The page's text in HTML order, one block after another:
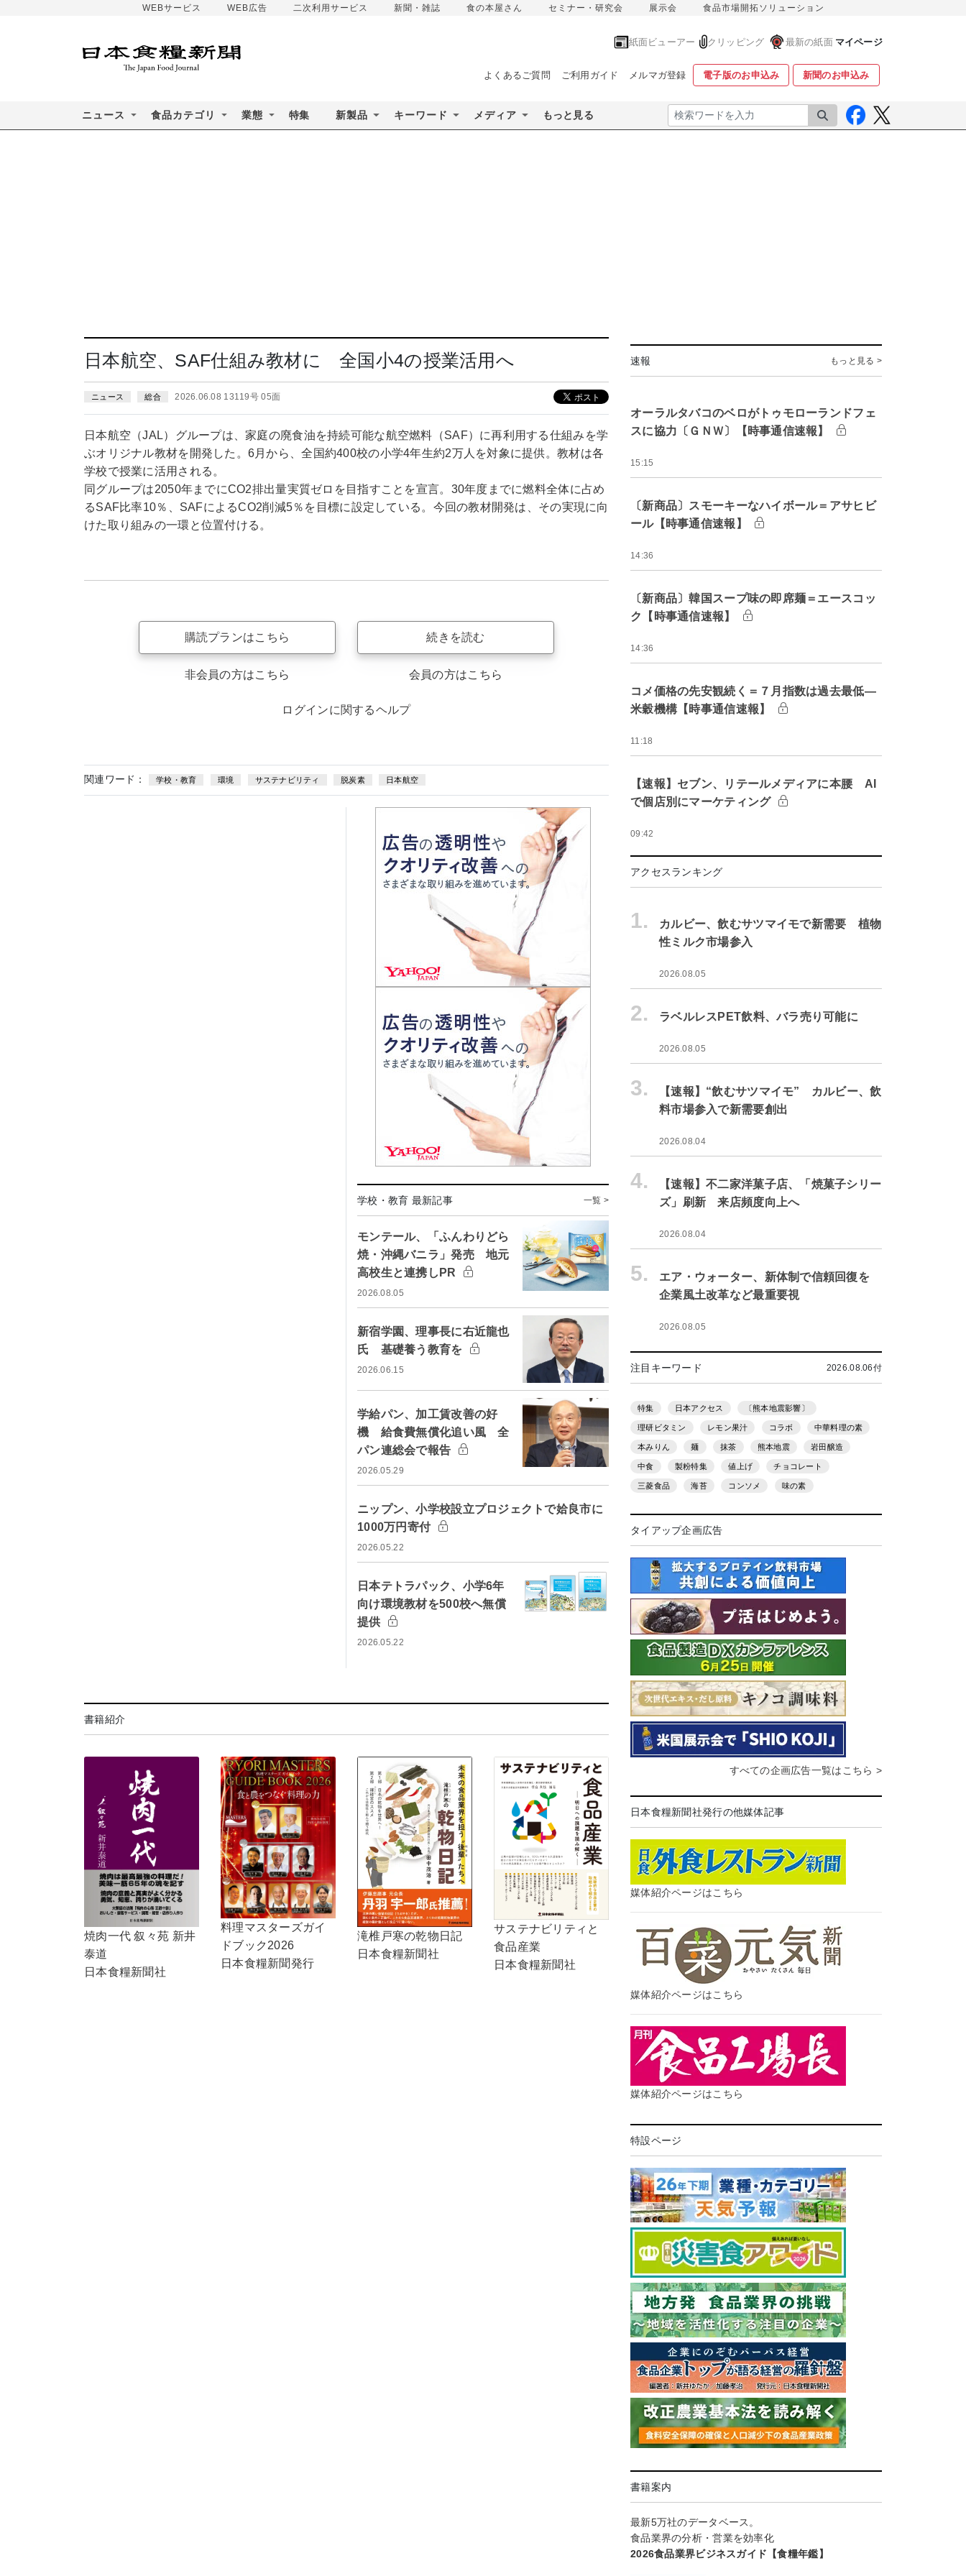
WEBサービス WEB広告 二次利用サービス 新聞・雑誌 食の本屋さん セミナー・研究会 展示会 食品市場開拓ソリューション
紙面ビューアー クリッピング 最新の紙面 マイページ
よくあるご質問 ご利用ガイド メルマガ登録 電子版のお申込み 新聞のお申込み
ニュース 食品カテゴリ 業態 特集 新製品 キーワード メディア もっと見る 検索
日本航空、SAF仕組み教材に 全国小4の授業活用へ
ニュース 総合 2026.06.08 13119号 05面
日本航空（JAL）グループは、家庭の廃食油を持続可能な航空燃料（SAF）に再利用する仕組みを学
ぶオリジナル教材を開発した。6月から、全国約400校の小学4年生約2万人を対象に提供。教材は各
学校で授業に活用される。
同グループは2050年までにCO2排出量実質ゼロを目指すことを宣言。30年度までに燃料全体に占め
るSAF比率10％、SAFによるCO2削減5％を目標に設定している。今回の教材開発は、その実現に向
けた取り組みの一環と位置付ける。
購読プランはこちら
非会員の方はこちら
続きを読む
会員の方はこちら
ログインに関するヘルプ
関連ワード： 学校・教育 環境 サステナビリティ 脱炭素 日本航空
学校・教育 最新記事 一覧 >
モンテール、「ふんわりどら
焼・沖縄バニラ」発売 地元
高校生と連携しPR
2026.08.05
新宿学園、理事長に右近龍也
氏 基礎養う教育を
2026.06.15
学給パン、加工賃改善の好
機 給食費無償化追い風 全
パン連総会で報告
2026.05.29
ニップン、小学校設立プロジェクトで姶良市に
1000万円寄付
2026.05.22
日本テトラパック、小学6年
向け環境教材を500校へ無償
提供
2026.05.22
書籍紹介
焼肉一代 叙々苑 新井
泰道
日本食糧新聞社
料理マスターズガイ
ドブック2026
日本食糧新聞発行
滝椎戸寒の乾物日記
日本食糧新聞社
サステナビリティと
食品産業
日本食糧新聞社
速報 もっと見る >
オーラルタバコのベロがトゥモローランドフェ
スに協力〔ＧＮＷ〕【時事通信速報】
15:15
〔新商品〕スモーキーなハイボール＝アサヒビ
ール【時事通信速報】
14:36
〔新商品〕韓国スープ味の即席麺＝エースコッ
ク【時事通信速報】
14:36
コメ価格の先安観続く＝７月指数は過去最低―
米穀機構【時事通信速報】
11:18
【速報】セブン、リテールメディアに本腰 AI
で個店別にマーケティング
09:42
アクセスランキング
1.
カルビー、飲むサツマイモで新需要 植物
性ミルク市場参入
2026.08.05
2. ラベルレスPET飲料、バラ売り可能に
2026.08.05
3.
【速報】“飲むサツマイモ” カルビー、飲
料市場参入で新需要創出
2026.08.04
4.
【速報】不二家洋菓子店、「焼菓子シリー
ズ」刷新 来店頻度向上へ
2026.08.04
5.
エア・ウォーター、新体制で信頼回復を
企業風土改革など最重要視
2026.08.05
注目キーワード 2026.08.06付
特集 日本アクセス 〔熊本地震影響〕
理研ビタミン レモン果汁 コラボ 中華料理の素
本みりん 麺 抹茶 熊本地震 岩田醸造
中食 製粉特集 値上げ チョコレート
三菱食品 海苔 コンソメ 味の素
タイアップ企画広告
すべての企画広告一覧はこちら >
日本食糧新聞社発行の他媒体記事
媒体紹介ページはこちら
媒体紹介ページはこちら
媒体紹介ページはこちら
特設ページ
書籍案内
最新5万社のデータベース。
食品業界の分析・営業を効率化
2026食品業界ビジネスガイド【食糧年鑑】